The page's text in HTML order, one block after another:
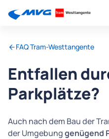
FAQ Tram-Westtangente
Entfallen
Parkplätze?
Auch nach dem Bau der
der Umgebunggenügend